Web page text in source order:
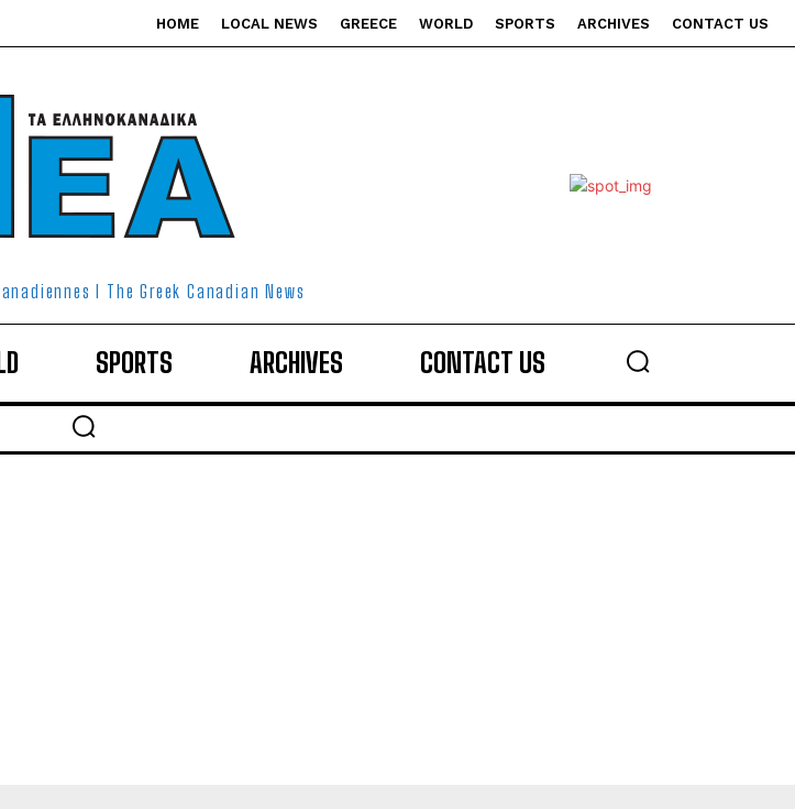
HOME LOCAL NEWS GREECE WORLD SPORTS ARCHIVES CONTACT US
I The Greek Canadian News
SPORTS ARCHIVES CONTACT US